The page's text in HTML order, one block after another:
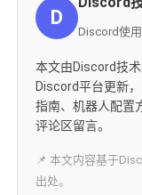
D
Discord使
本文由Discord技
Discord平台更新
指南、机器人配置
评论区留言。
📌 本文内容基于
出处。